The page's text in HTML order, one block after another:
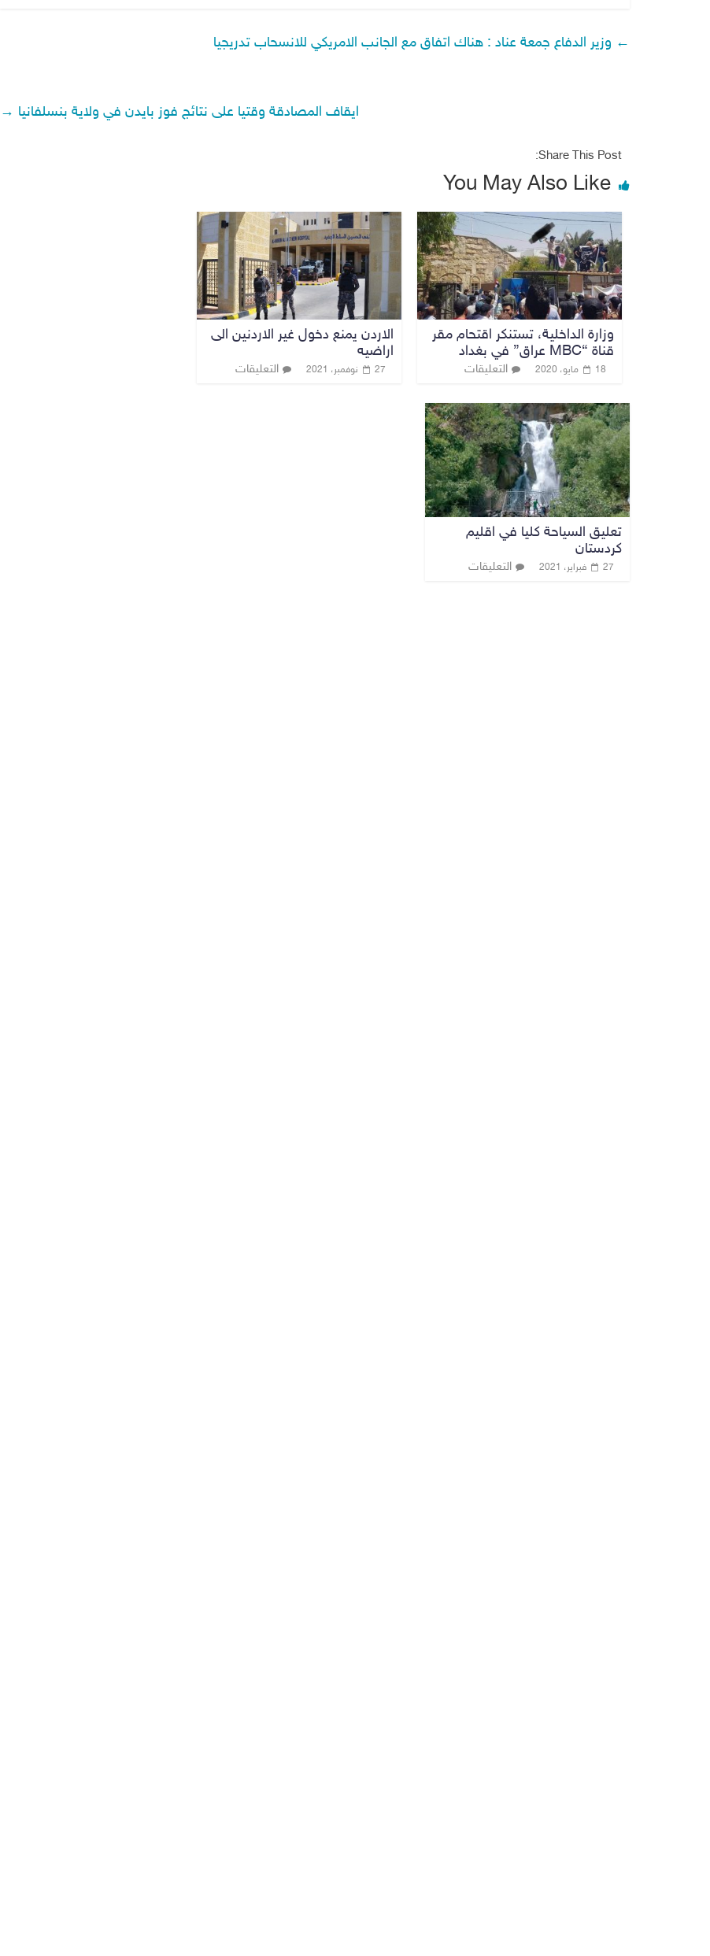
← وزير الدفاع جمعة عناد : هناك اتفاق مع الجانب الامريكي للانسحاب تدريجيا
ايقاف المصادقة وقتيا على نتائج فوز بايدن في ولاية بنسلفانيا →
Share This Post:
You May Also Like
وزارة الداخلية، تستنكر اقتحام مقر
قناة “MBC عراق” في بغداد
18 مايو، 2020 التعليقات
الاردن يمنع دخول غير الاردنين الى
اراضيه
27 نوفمبر، 2021 التعليقات
تعليق السياحة كليا في اقليم
كردستان
27 فبراير، 2021 التعليقات